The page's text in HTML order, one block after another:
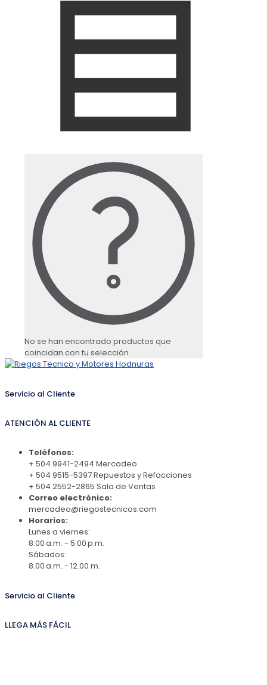
No se han encontrado productos que
coincidan con tu selección.
Servicio al Cliente
ATENCIÓN AL CLIENTE
Teléfonos:
+ 504 9941-2494 Mercadeo
+ 504 9515-5397 Repuestos y Refacciones
+ 504 2552-2865 Sala de Ventas
Correo electrónico:
mercadeo@riegostecnicos.com
Horarios:
Lunes a viernes:
8.00 a.m. - 5.00 p.m.
Sábados:
8.00 a.m. - 12.00 m.
Servicio al Cliente
LLEGA MÁS FÁCIL